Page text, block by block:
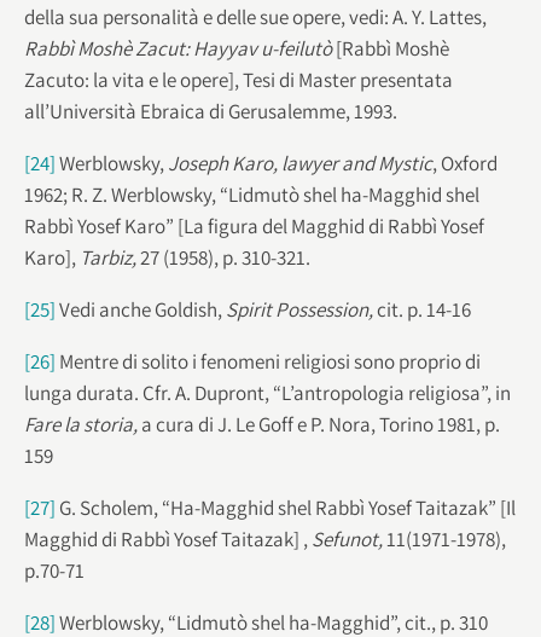
della sua personalità e delle sue opere, vedi: A. Y. Lattes,
Rabbì Moshè Zacut: Hayyav u-feilutò[Rabbì Moshè
Zacuto: la vita e le opere], Tesi di Master presentata
all’Università Ebraica di Gerusalemme, 1993.
[24]Werblowsky,Joseph Karo, lawyer and Mystic, Oxford
1962; R. Z. Werblowsky, “Lidmutò shel ha-Magghid shel
Rabbì Yosef Karo” [La figura del Magghid di Rabbì Yosef
Karo], Tarbiz,27 (1958), p. 310-321.
[25]Vedi anche Goldish,Spirit Possession,cit. p. 14-16
[26] Mentre di solito i fenomeni religiosi sono proprio di
lunga durata. Cfr. A. Dupront, “L’antropologia religiosa”, in
Fare la storia,a cura di J. Le Goff e P. Nora, Torino 1981, p.
159
[27] G. Scholem, “Ha-Magghid shel Rabbì Yosef Taitazak” [Il
Magghid di Rabbì Yosef Taitazak] ,Sefunot,11(1971-1978),
p.70-71
[28]Werblowsky, “Lidmutò shel ha-Magghid”, cit., p. 310